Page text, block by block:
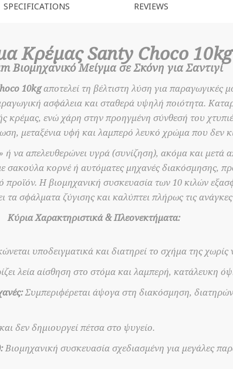
SPECIFICATIONS REVIEWS
Κρέμας Santy Choco 10kg
Βιομηχανικό Μείγμα σε Σκόνη για Σαντιγί
10kgαποτελεί τη βέλτιστη λύση για παραγωγικές
ασφάλεια και σταθερά υψηλή ποιότητα.
κρέμας, ενώ χάρη στην προηγμένη σύνθεσή του
μεταξένια υφή και λαμπερό λευκό χρώμα που δεν
ή να απελευθερώνει υγρά (συνίζηση), ακόμα και
σακούλα κορνέ ή αυτόματες μηχανές διακόσμησης,
προϊόν. Η βιομηχανική συσκευασία των 10 κιλών
τα σφάλματα ζύγισης και καλύπτει πλήρως τις
Κύρια Χαρακτηριστικά & Πλεονεκτήματα:
υποδειγματικά και διατηρεί το σχήμα της χωρίς
λεία αίσθηση στο στόμα και λαμπερή, κατάλευκη
Συμπεριφέρεται άψογα στη διακόσμηση,
δεν δημιουργεί πέτσα στο ψυγείο.
Βιομηχανική συσκευασία σχεδιασμένη για μεγάλες